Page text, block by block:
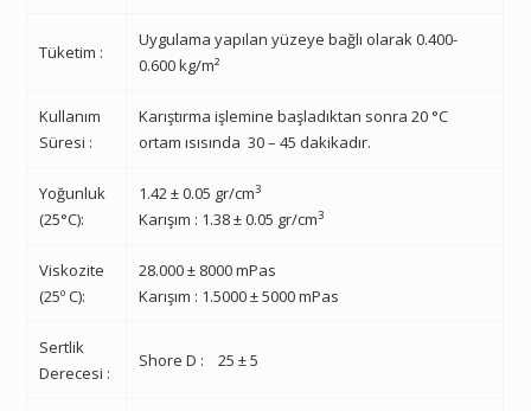
Tüketim :
Uygulama yapılan yüzeye bağlı olarak 0.400-
0.600 kg/m²
Kullanım
Süresi :
Karıştırma işlemine başladıktan sonra 20 °C
ortam ısısında 30 – 45 dakikadır.
Yoğunluk
(25°C):
1.42 ± 0.05 gr/cm3
Karışım : 1.38 ± 0.05 gr/cm3
Viskozite
(25º C):
28.000 ± 8000 mPas
Karışım : 1.5000 ± 5000 mPas
Sertlik
Derecesi :
Shore D : 25 ± 5